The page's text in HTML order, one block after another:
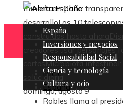
minería en Chile:
desarrolloLos 10
construidos hasta ahora
creadores usar personajes
cortosMicrobiota
salud diaria
domingo, agosto 9
España
Inversiones y negocios
Responsabilidad Social
Ciencia y tecnología
Cultura y ocio
Inicio
España
Robles llama al